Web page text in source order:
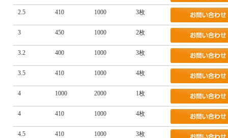
2.5 410 1000 3枚
3 450 1000 2枚
3.2 400 1000 3枚
3.5 410 1000 4枚
4 1000 2000 1枚
4 410 1000 4枚
4.5 410 1000 3枚